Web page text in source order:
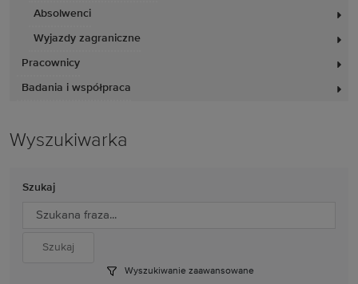
Absolwenci
Wyjazdy zagraniczne
Pracownicy
Badania i współpraca
Wyszukiwarka
Szukaj
Wyszukiwanie zaawansowane